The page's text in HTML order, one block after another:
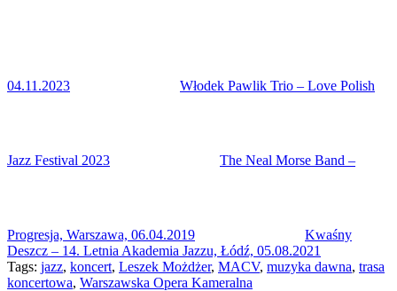
04.11.2023 Włodek Pawlik Trio – Love Polish
Jazz Festival 2023 The Neal Morse Band –
Progresja, Warszawa, 06.04.2019
Kwaśny
Deszcz – 14. Letnia Akademia Jazzu, Łódź, 05.08.2021
Tags: jazz, koncert, Leszek Możdżer, MACV, muzyka dawna, trasa
koncertowa, Warszawska Opera Kameralna